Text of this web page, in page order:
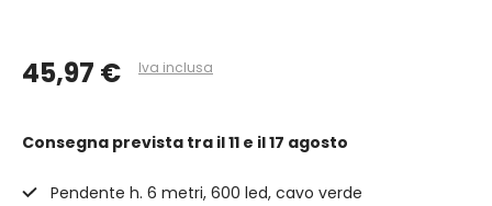
45,97 € Iva inclusa
Consegna prevista tra il 11 e il 17 agosto
Pendente h. 6 metri, 600 led, cavo verde